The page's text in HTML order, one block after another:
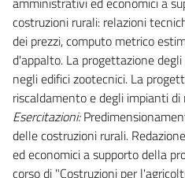
costruzioni rurali: relazioni
dei prezzi, computo metrico
d'appalto. La progettazione
negli edifici zootecnici. La
riscaldamento e degli impianti
Esercitazioni:
delle costruzioni rurali.
ed economici a supporto della
corso di "Costruzioni per